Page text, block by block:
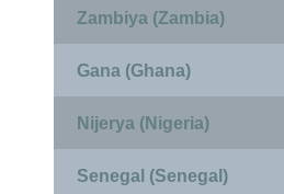
Zambiya (Zambia)
Gana (Ghana)
Nijerya (Nigeria)
Senegal (Senegal)